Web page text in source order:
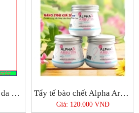
Kem dưỡng ẩm trắng da Vitamin E ARON Tẩy tế bào chết Alpha Arbutin 3 Plus +
Giá: 120.000 VNĐ